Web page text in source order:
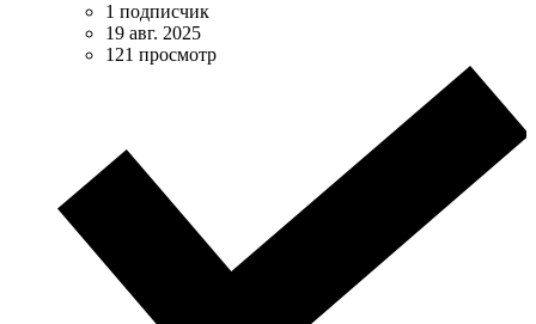
1 подписчик
19 авг. 2025
121 просмотр